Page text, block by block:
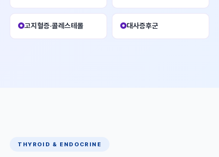
고지혈증·콜레스테롤 대사증후군
THYROID & ENDOCRINE